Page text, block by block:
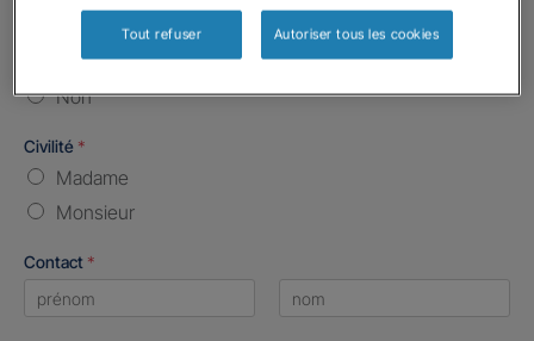
Etes-vous déjà client Gan assurances ?*
Oui
Non
Civilité *
Madame
Monsieur
Contact *
Tout refuser Autoriser tous les cookies